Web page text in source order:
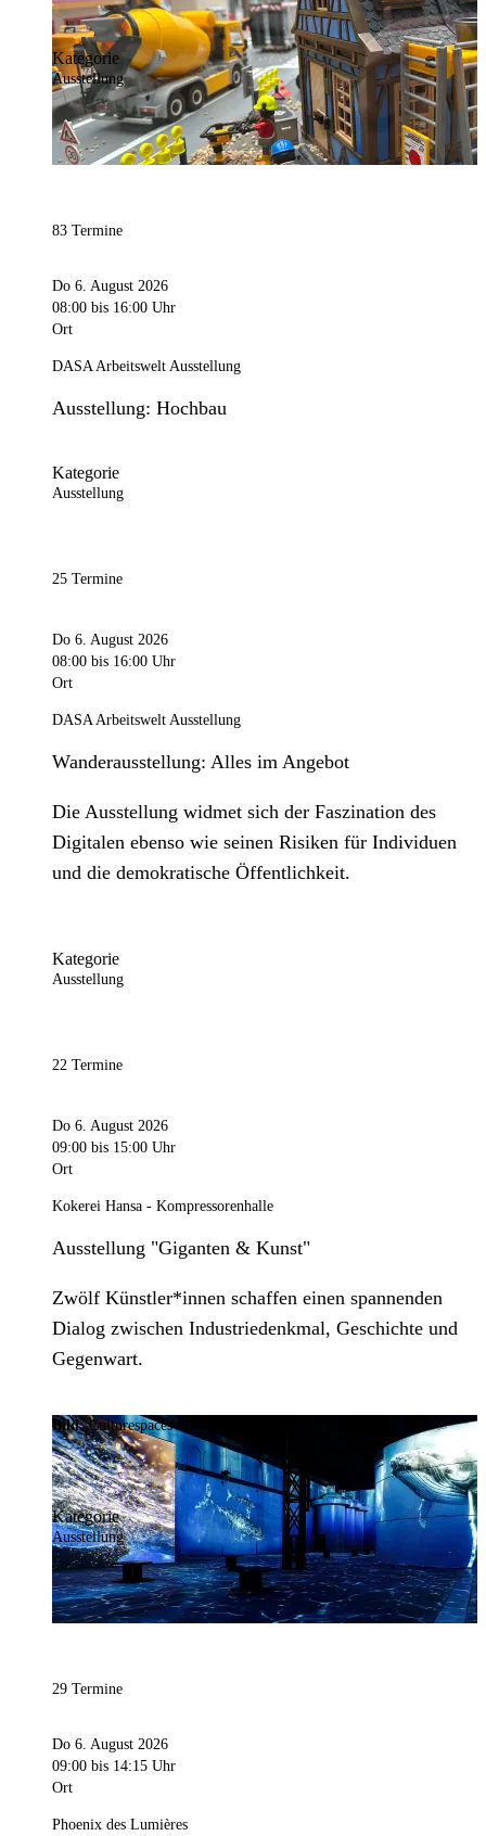
Kategorie
Ausstellung
83 Termine
Do 6. August 2026
08:00 bis 16:00 Uhr
Ort
DASA Arbeitswelt Ausstellung
Ausstellung: Hochbau
Kategorie
Ausstellung
25 Termine
Do 6. August 2026
08:00 bis 16:00 Uhr
Ort
DASA Arbeitswelt Ausstellung
Wanderausstellung: Alles im Angebot
Die Ausstellung widmet sich der Faszination des
Digitalen ebenso wie seinen Risiken für Individuen
und die demokratische Öffentlichkeit.
Kategorie
Ausstellung
22 Termine
Do 6. August 2026
09:00 bis 15:00 Uhr
Ort
Kokerei Hansa - Kompressorenhalle
Ausstellung "Giganten & Kunst"
Zwölf Künstler*innen schaffen einen spannenden
Dialog zwischen Industriedenkmal, Geschichte und
Gegenwart.
Bild:Culturespaces / Falko Wübbecke
Kategorie
Ausstellung
29 Termine
Do 6. August 2026
09:00 bis 14:15 Uhr
Ort
Phoenix des Lumières